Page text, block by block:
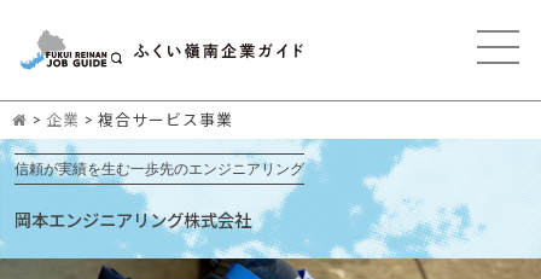
> 企業 > 複合サービス事業
信頼が実績を生む一歩先のエンジニアリング
岡本エンジニアリング株式会社